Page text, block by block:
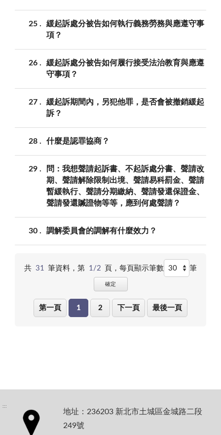
25
緩起訴處分被告如何執行義務勞務與應遵守事
項？
26
緩起訴處分被告如何履行接受法治教育與應遵
守事項？
27
緩起訴期間內，另犯他罪，是否會被撤銷緩起
訴？
28 什麼是認罪協商？
29
問：我想聲請起訴書、不起訴處分書、聲請改
期、聲請解除限制出境、聲請易科罰金、聲請
暫緩執行、聲請分期繳納、聲請發還保證金、
聲請發還贓證物等等，應到何處聲請？
30 調解委員會的調解有什麼效力？
共 31 筆資料，第 1/2 頁，每頁顯示筆數 筆
確定
第一頁 1 2 下一頁 最後一頁
:::
地址：236203 新北市土城區金城路二段
249號